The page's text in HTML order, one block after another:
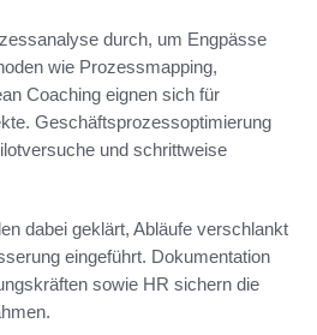
durch, um Engpässe
wie Prozessmapping,
Coaching eignen sich für
Geschäftsprozessoptimierung
und schrittweise
dabei geklärt, Abläufe verschlankt
eingeführt. Dokumentation
sowie HR sichern die